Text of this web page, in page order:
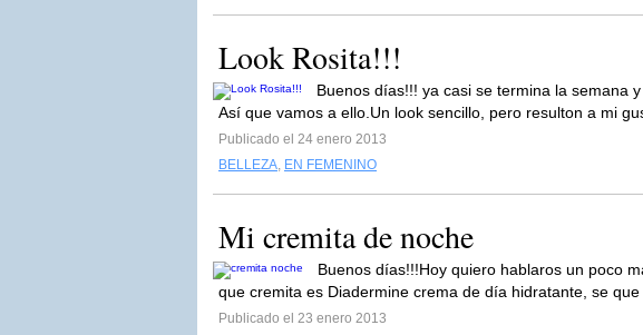
Look Rosita!!!
Buenos días!!! ya casi se termina la semana
Así que vamos a ello.Un look sencillo, pero resulton a mi
Publicado el 24 enero 2013
BELLEZA, EN FEMENINO
Mi cremita de noche
Buenos días!!!Hoy quiero hablaros un poco
que cremita es Diadermine crema de día hidratante, se que
Publicado el 23 enero 2013